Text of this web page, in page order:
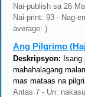
Nai-publish sa 26
Nai-print: 93 - Nag-
average: )
Ang Pilgrimo
Deskripsyon:
mahahalagang
mas mataas na
Antas 7 - Uri: